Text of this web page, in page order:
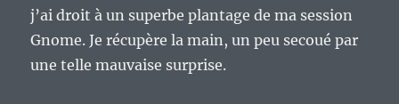
j’ai droit à un superbe plantage de ma session
Gnome. Je récupère la main, un peu secoué par
une telle mauvaise surprise.